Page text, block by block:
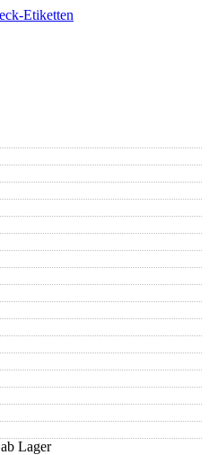
ab Lager